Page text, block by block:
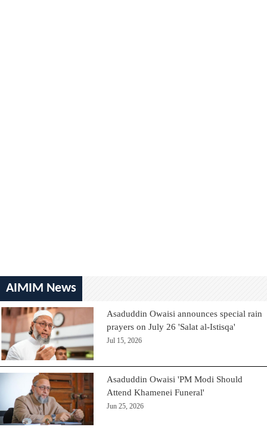
AIMIM News
Asaduddin Owaisi announces special rain
prayers on July 26 'Salat al-Istisqa'
Jul 15, 2026
Asaduddin Owaisi 'PM Modi Should
Attend Khamenei Funeral'
Jun 25, 2026